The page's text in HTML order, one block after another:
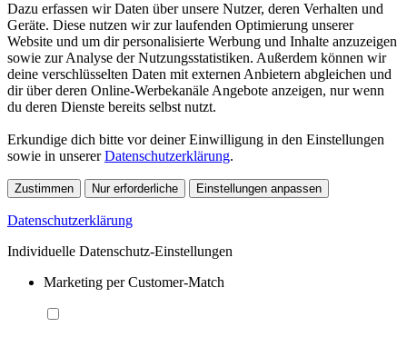
Dazu erfassen wir Daten über unsere Nutzer, deren Verhalten und
Geräte. Diese nutzen wir zur laufenden Optimierung unserer
Website und um dir personalisierte Werbung und Inhalte anzuzeigen
sowie zur Analyse der Nutzungsstatistiken. Außerdem können wir
deine verschlüsselten Daten mit externen Anbietern abgleichen und
dir über deren Online-Werbekanäle Angebote anzeigen, nur wenn
du deren Dienste bereits selbst nutzt.
Erkundige dich bitte vor deiner Einwilligung in den Einstellungen
sowie in unsererDatenschutzerklärung.
Zustimmen Nur erforderliche Einstellungen anpassen
Datenschutzerklärung
Individuelle Datenschutz-Einstellungen
Marketing per Customer-Match